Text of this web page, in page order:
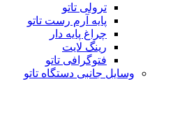
ترولی تاتو
پایه آرم رست تاتو
چراغ پایه دار
رینگ لایت
فتوگرافی تاتو
وسایل جانبی دستگاه تاتو